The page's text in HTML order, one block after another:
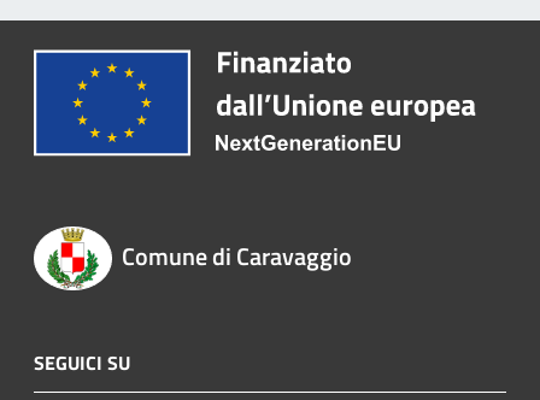
Comune di Caravaggio
SEGUICI SU